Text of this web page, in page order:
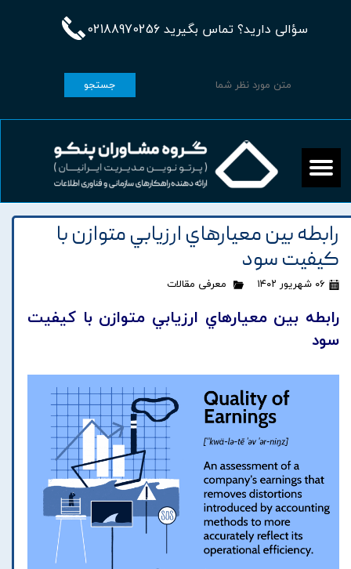
سؤالی دارید؟ تماس بگیرید 02188970256
جستجو
رابطه بين معيارهاي ارزيابي متوازن با
کيفيت سود
۰۶ شهریور ۱۴۰۲ معرفی مقالات
رابطه بين معيارهاي ارزيابي متوازن با کيفيت
سود